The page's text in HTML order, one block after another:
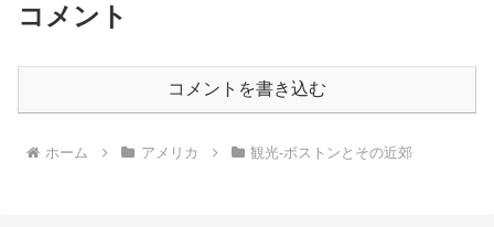
コメント
コメントを書き込む
ホーム アメリカ 観光-ボストンとその近郊